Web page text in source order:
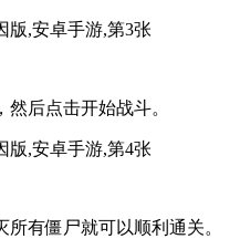
后点击开始战斗。
有僵尸就可以顺利通关。